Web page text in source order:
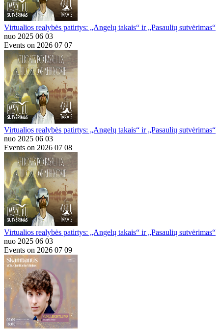
Virtualios realybės patirtys: „Angelų takais“ ir „Pasaulių sutvėrimas“
nuo 2025 06 03
Events on 2026 07 07
Virtualios realybės patirtys: „Angelų takais“ ir „Pasaulių sutvėrimas“
nuo 2025 06 03
Events on 2026 07 08
Virtualios realybės patirtys: „Angelų takais“ ir „Pasaulių sutvėrimas“
nuo 2025 06 03
Events on 2026 07 09